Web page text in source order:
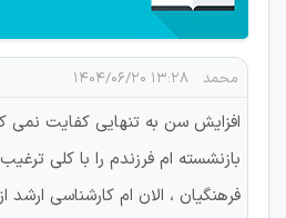
محمد ۱۳:۲۸ ۱۴۰۴/۰۶/۲۰
افزایش سن به تنهایی کفایت نمی
بازنشسته ام فرزندم را با کلی
فرهنگیان ، الان ام کارشناسی